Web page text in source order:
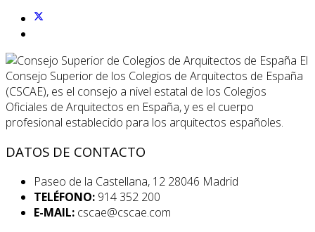
El
Consejo Superior de los Colegios de Arquitectos de España
(CSCAE), es el consejo a nivel estatal de los Colegios
Oficiales de Arquitectos en España, y es el cuerpo
profesional establecido para los arquitectos españoles.
DATOS DE CONTACTO
Paseo de la Castellana, 12 28046 Madrid
TELÉFONO: 914 352 200
E-MAIL: cscae@cscae.com